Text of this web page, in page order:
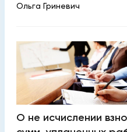
Ольга Гриневич
О не исчислении